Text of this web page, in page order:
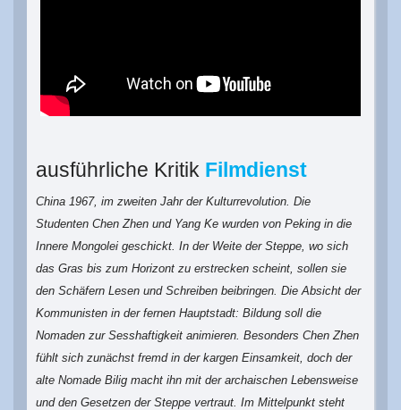
ausführliche Kritik Filmdienst
China 1967, im zweiten Jahr der Kulturrevolution. Die
Studenten Chen Zhen und Yang Ke wurden von Peking in die
Innere Mongolei geschickt. In der Weite der Steppe, wo sich
das Gras bis zum Horizont zu erstrecken scheint, sollen sie
den Schäfern Lesen und Schreiben beibringen. Die Absicht der
Kommunisten in der fernen Hauptstadt: Bildung soll die
Nomaden zur Sesshaftigkeit animieren. Besonders Chen Zhen
fühlt sich zunächst fremd in der kargen Einsamkeit, doch der
alte Nomade Bilig macht ihn mit der archaischen Lebensweise
und den Gesetzen der Steppe vertraut. Im Mittelpunkt steht